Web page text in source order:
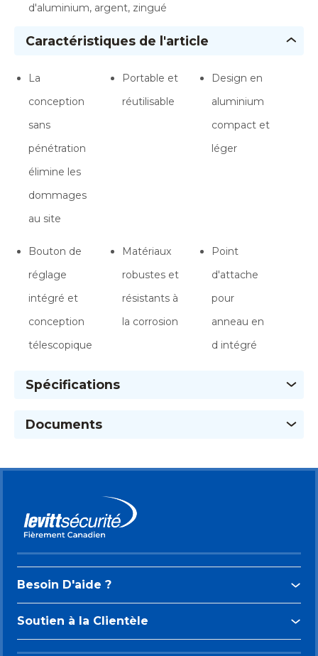
d'aluminium, argent, zingué
Caractéristiques de l'article
La
conception
sans
pénétration
élimine les
dommages
au site
Portable et
réutilisable
Design en
aluminium
compact et
léger
Bouton de
réglage
intégré et
conception
télescopique
Matériaux
robustes et
résistants à
la corrosion
Point
d'attache
pour
anneau en
d intégré
Spécifications
Documents
Besoin D'aide ?
Soutien à la Clientèle